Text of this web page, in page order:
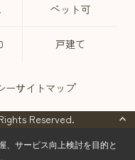
ペット可
戸建て
ーサイトマップ
Reserved.
、サービス向上検討を目的と